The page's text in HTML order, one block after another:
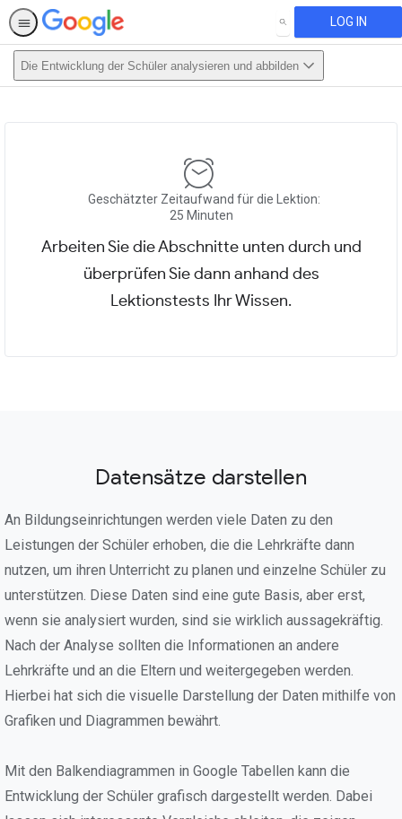
SEARCH LOG IN
Die Entwicklung der Schüler analysieren und abbilden
Geschätzter Zeitaufwand für die Lektion:
25 Minuten
Arbeiten Sie die Abschnitte unten durch und
überprüfen Sie dann anhand des
Lektionstests Ihr Wissen.
Datensätze darstellen
An Bildungseinrichtungen werden viele Daten zu den
Leistungen der Schüler erhoben, die die Lehrkräfte dann
nutzen, um ihren Unterricht zu planen und einzelne Schüler zu
unterstützen. Diese Daten sind eine gute Basis, aber erst,
wenn sie analysiert wurden, sind sie wirklich aussagekräftig.
Nach der Analyse sollten die Informationen an andere
Lehrkräfte und an die Eltern und weitergegeben werden.
Hierbei hat sich die visuelle Darstellung der Daten mithilfe von
Grafiken und Diagrammen bewährt.
Mit den Balkendiagrammen in Google Tabellen kann die
Entwicklung der Schüler grafisch dargestellt werden. Dabei